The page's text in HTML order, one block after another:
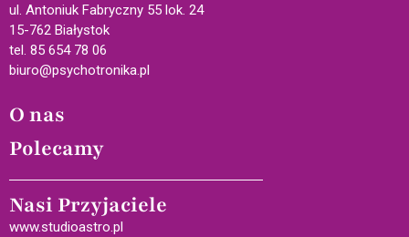
ul. Antoniuk Fabryczny 55 lok. 24
15-762 Białystok
tel. 85 654 78 06
biuro@psychotronika.pl
O nas
Polecamy
Nasi Przyjaciele
www.studioastro.pl